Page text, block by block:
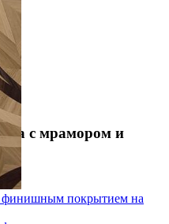
с мрамором и